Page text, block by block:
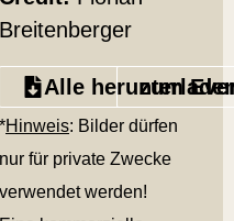
Breitenberger
Alle zum
*Hinweis: Bilder dürfen
nur für private Zwecke
verwendet werden!